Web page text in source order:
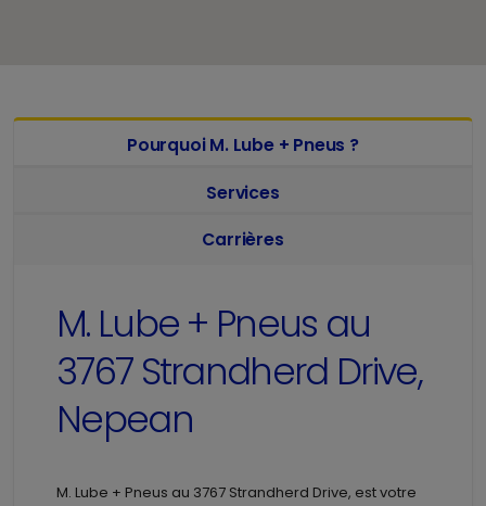
Pourquoi M. Lube + Pneus ?
Services
Carrières
M. Lube + Pneus au
3767 Strandherd Drive,
Nepean
M. Lube + Pneus au 3767 Strandherd Drive, est votre